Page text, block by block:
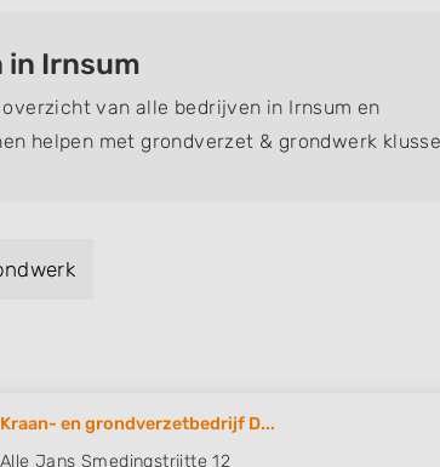
in Irnsum
van alle bedrijven in Irnsum en
helpen met grondverzet & grondwerk
Kraan- en grondverzetbedrijf D...
Alle Jans Smedingstrjitte 12